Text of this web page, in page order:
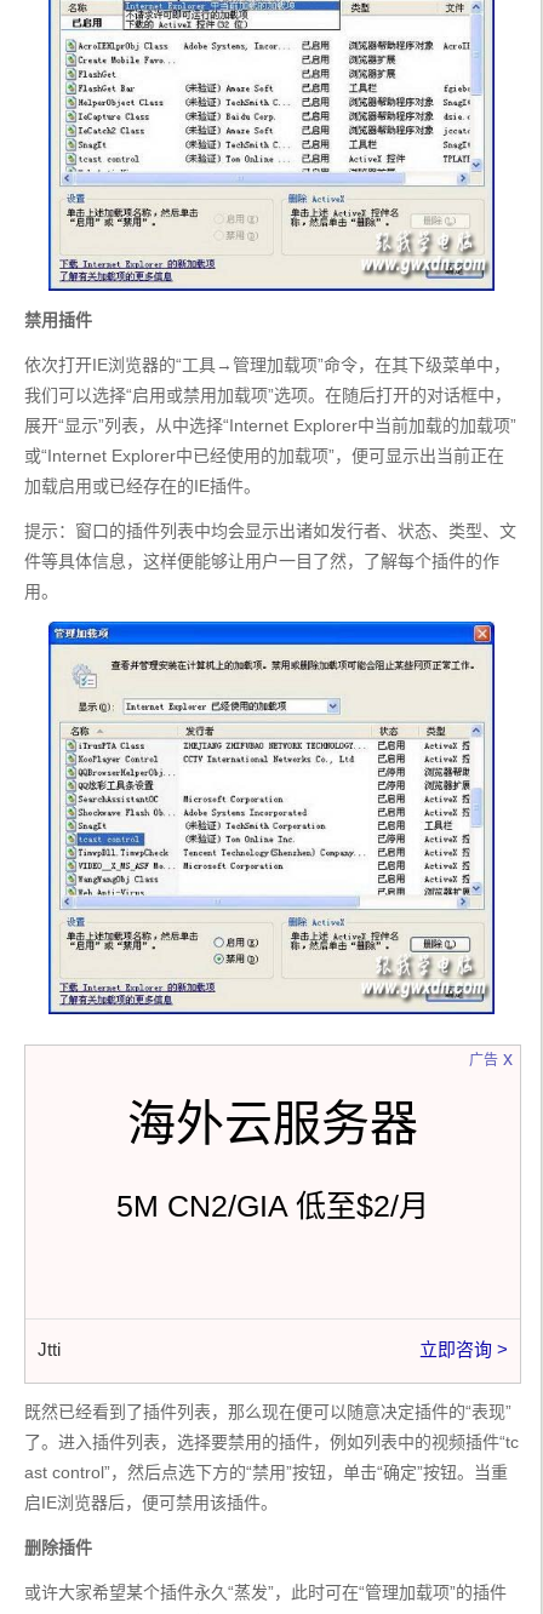
禁用插件
依次打开IE浏览器的“工具→管理加载项”命令，在其下级菜单中，
我们可以选择“启用或禁用加载项”选项。在随后打开的对话框中，
展开“显示”列表，从中选择“Internet Explorer中当前加载的加载项”
或“Internet Explorer中已经使用的加载项”，便可显示出当前正在
加载启用或已经存在的IE插件。
提示：窗口的插件列表中均会显示出诸如发行者、状态、类型、文
件等具体信息，这样便能够让用户一目了然，了解每个插件的作
用。
广告
海外云服务器
5M CN2/GIA 低至$2/月
Jtti 立即咨询 >
x
既然已经看到了插件列表，那么现在便可以随意决定插件的“表现”
了。进入插件列表，选择要禁用的插件，例如列表中的视频插件“tc
ast control”，然后点选下方的“禁用”按钮，单击“确定”按钮。当重
启IE浏览器后，便可禁用该插件。
删除插件
或许大家希望某个插件永久“蒸发”，此时可在“管理加载项”的插件